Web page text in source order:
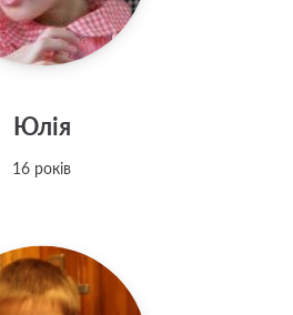
Юлія
16 років